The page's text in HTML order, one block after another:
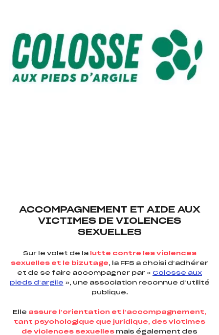
ACCOMPAGNEMENT ET AIDE AUX
VICTIMES DE VIOLENCES
SEXUELLES
Sur le volet de la
lutte contre les violences
sexuelles et le bizutage, la FFS a choisi d’adhérer
et de se faire accompagner par « Colosse aux
pieds d’argile », une association reconnue d’utilité
publique.
Elle assure l’orientation et l’accompagnement,
tant psychologique que juridique, des victimes
de violences sexuelles mais également des